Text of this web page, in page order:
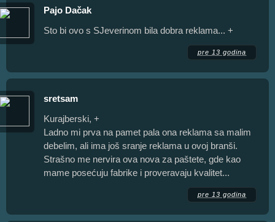
Pajo Dačak
Sto bi ovo s SJeverinom bila dobra reklama... +
pre 13 godina
sretsam
Kurajberski, +
Ladno mi prva na pamet pala ona reklama sa malim
debelim, ali ima još sranje reklama u ovoj branši.
Strašno me nervira ova nova za paštete, gde kao
mame posećuju fabrike i proveravaju kvalitet...
pre 13 godina